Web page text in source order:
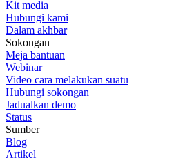
Kit media
Hubungi kami
Dalam akhbar
Sokongan
Meja bantuan
Webinar
Video cara melakukan suatu
Hubungi sokongan
Jadualkan demo
Status
Sumber
Blog
Artikel